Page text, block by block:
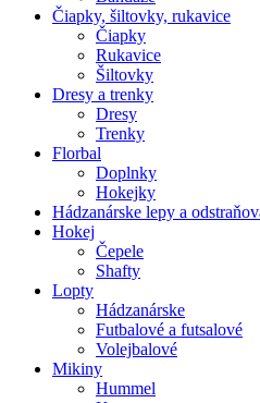
Čiapky, šiltovky, rukavice
Čiapky
Rukavice
Šiltovky
Dresy a trenky
Dresy
Trenky
Florbal
Doplnky
Hokejky
Hádzanárske lepy a
Hokej
Čepele
Shafty
Lopty
Hádzanárske
Futbalové a futsalové
Volejbalové
Mikiny
Hummel